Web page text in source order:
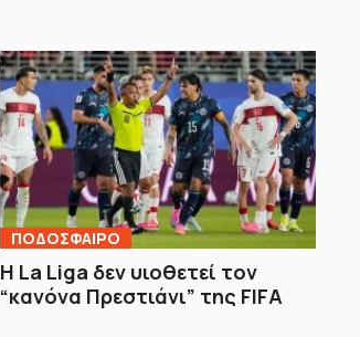
ΠΟΔΟΣΦΑΙΡΟ
Η La Liga δεν υιοθετεί τον
“κανόνα Πρεστιάνι” της FIFA